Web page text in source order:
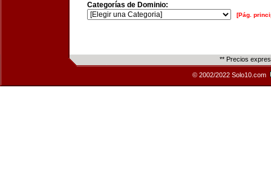
Categorías de Dominio:
[Pág.
** Precios
© 2002/2022 Solo10.com